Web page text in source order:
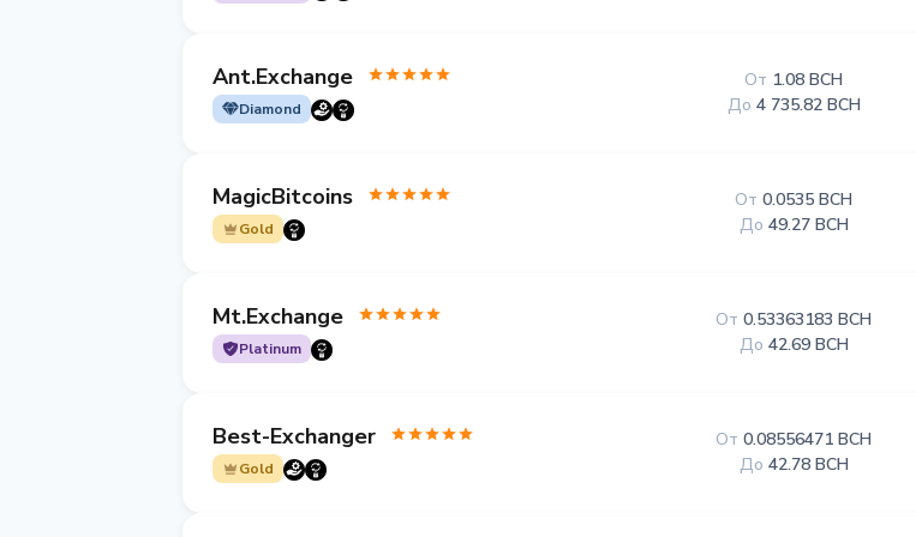
Ant.Exchange
Diamond
От 1.08 BCH
До 4 735.82 BCH
MagicBitcoins
Gold
От 0.0535 BCH
До 49.27 BCH
Mt.Exchange
Platinum
От 0.53363183 BCH
До 42.69 BCH
Best-Exchanger
Gold
От 0.08556471 BCH
До 42.78 BCH